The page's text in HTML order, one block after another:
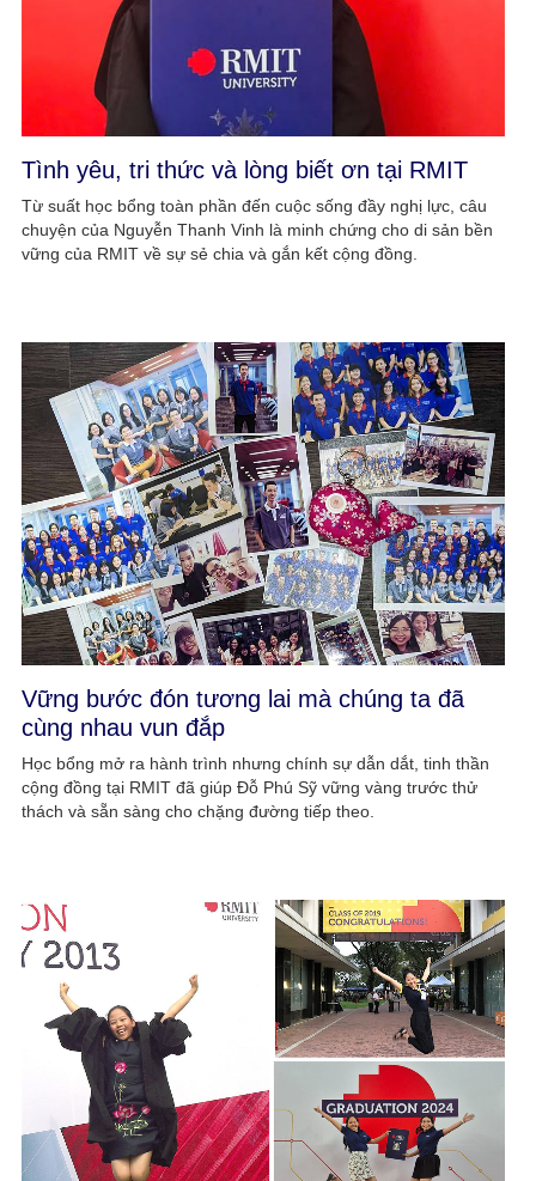
Tình yêu, tri thức và lòng biết ơn tại RMIT
Từ suất học bổng toàn phần đến cuộc sống đầy nghị lực, câu
chuyện của Nguyễn Thanh Vinh là minh chứng cho di sản bền
vững của RMIT về sự sẻ chia và gắn kết cộng đồng.
Vững bước đón tương lai mà chúng ta đã
cùng nhau vun đắp
Học bổng mở ra hành trình nhưng chính sự dẫn dắt, tinh thần
cộng đồng tại RMIT đã giúp Đỗ Phú Sỹ vững vàng trước thử
thách và sẵn sàng cho chặng đường tiếp theo.